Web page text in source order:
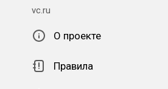
vc.ru
О проекте
Правила